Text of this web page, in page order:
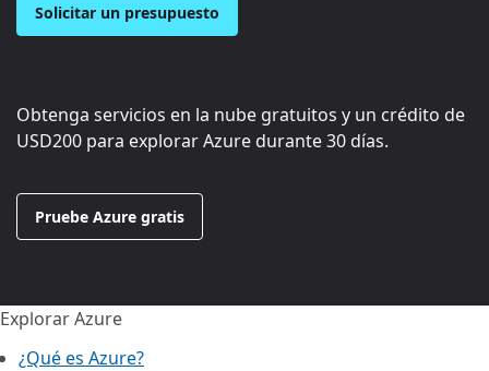
Solicitar un presupuesto
Obtenga servicios en la nube gratuitos y un crédito de
USD200 para explorar Azure durante 30 días.
Pruebe Azure gratis
Explorar Azure
¿Qué es Azure?